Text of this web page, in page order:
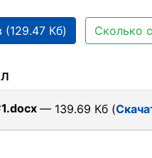
(129.47 Кб) Сколько
— 139.69 Кб (